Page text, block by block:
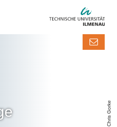
Chris Gorke